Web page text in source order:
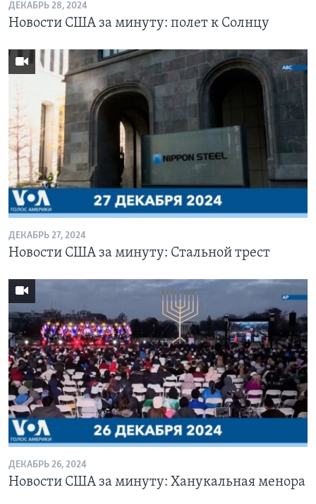
ДЕКАБРЬ 28, 2024
Новости США за минуту: полет к Солнцу
ДЕКАБРЬ 27, 2024
Новости США за минуту: Стальной трест
ДЕКАБРЬ 26, 2024
Новости США за минуту: Ханукальная менора